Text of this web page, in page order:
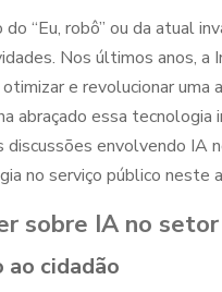
“Eu, robô” ou da atual
Nos últimos anos,
e revolucionar
abraçado essa tecnologia
discussões envolvendo IA
no serviço público neste
sobre IA no
cidadão